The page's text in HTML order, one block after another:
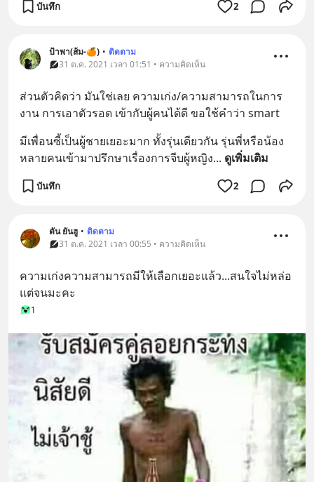
บันทึก 2
ป้าพา(ส้ม-🍊) • ติดตาม
31 ต.ค. 2021 เวลา 01:51 • ความคิดเห็น
ส่วนตัวคิดว่า มันใช่เลย ความเก่ง/ความสามารถในการ
งาน การเอาตัวรอด เข้ากับผู้คนได้ดี ขอใช้คำว่า smart
มีเพื่อนซี้เป็นผู้ชายเยอะมาก ทั้งรุ่นเดียวกัน รุ่นพี่หรือน้อง
หลายคนเข้ามาปรึกษาเรื่องการจีบผู้หญิง... ดูเพิ่มเติม
บันทึก 2
ตัน ยันฮู • ติดตาม
31 ต.ค. 2021 เวลา 00:55 • ความคิดเห็น
ความเก่งความสามารถมีให้เลือกเยอะแล้ว...สนใจไม่หล่อ
แต่จนมะคะ
1